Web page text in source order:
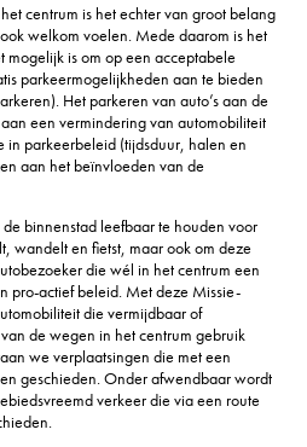
centrum is het echter van groot belang
welkom voelen. Mede daarom is het
is om op een acceptabele
parkeermogelijkheden aan te bieden
Het parkeren van auto’s aan de
een vermindering van automobiliteit
in parkeerbeleid (tijdsduur, halen en
aan het beïnvloeden van de
binnenstad leefbaar te houden voor
wandelt en fietst, maar ook om deze
die wél in het centrum een
pro-actief beleid. Met deze Missie-
die vermijdbaar of
de wegen in het centrum gebruik
we verplaatsingen die met een
geschieden. Onder afwendbaar wordt
verkeer die via een route